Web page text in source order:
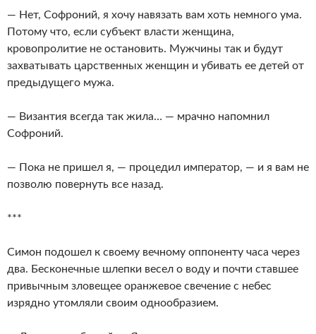
— Нет, Софроний, я хочу навязать вам хоть немного ума.
Потому что, если субъект власти женщина,
кровопролитие не остановить. Мужчины так и будут
захватывать царственных женщин и убивать ее детей от
предыдущего мужа.
— Византия всегда так жила… — мрачно напомнил
Софроний.
— Пока не пришел я, — процедил император, — и я вам не
позволю повернуть все назад.
***
Симон подошел к своему вечному оппоненту часа через
два. Бесконечные шлепки весел о воду и почти ставшее
привычным зловещее оранжевое свечение с небес
изрядно утомляли своим однообразием.